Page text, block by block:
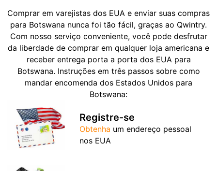
Comprar em varejistas dos EUA e enviar suas compras
para Botswana nunca foi tão fácil, graças ao Qwintry.
Com nosso serviço conveniente, você pode desfrutar
da liberdade de comprar em qualquer loja americana e
receber entrega porta a porta dos EUA para
Botswana. Instruções em três passos sobre como
mandar encomenda dos Estados Unidos para
Botswana:
Registre-se
Obtenha um endereço pessoal
nos EUA